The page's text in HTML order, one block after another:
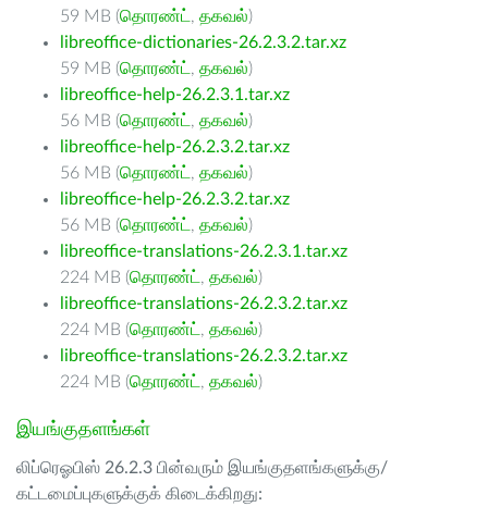
59 MB (தொரண்ட் , தகவல்)
libreoffice-dictionaries-26.2.3.2.tar.xz
59 MB (தொரண்ட் , தகவல்)
libreoffice-help-26.2.3.1.tar.xz
56 MB (தொரண்ட் , தகவல்)
libreoffice-help-26.2.3.2.tar.xz
56 MB (தொரண்ட் , தகவல்)
libreoffice-help-26.2.3.2.tar.xz
56 MB (தொரண்ட் , தகவல்)
libreoffice-translations-26.2.3.1.tar.xz
224 MB (தொரண்ட் , தகவல்)
libreoffice-translations-26.2.3.2.tar.xz
224 MB (தொரண்ட் , தகவல்)
libreoffice-translations-26.2.3.2.tar.xz
224 MB (தொரண்ட் , தகவல்)
இயங்குதளங்கள்
லிப்ரெஓபிஸ் 26.2.3 பின்வரும் இயங்குதளங்களுக்கு/
கட்டமைப்புகளுக்குக் கிடைக்கிறது: